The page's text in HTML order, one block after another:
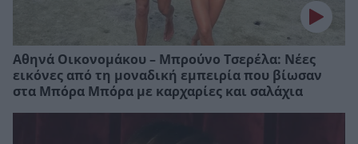
Αθηνά Οικονομάκου – Μπρούνο Τσερέλα: Νέες
εικόνες από τη μοναδική εμπειρία που βίωσαν
στα Μπόρα Μπόρα με καρχαρίες και σαλάχια